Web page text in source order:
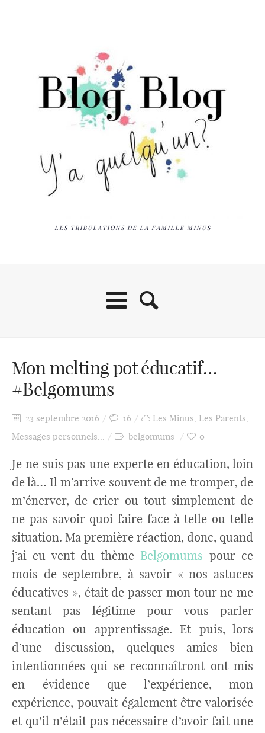
LES TRIBULATIONS DE LA FAMILLE MINUS
Mon melting pot éducatif…
#Belgomums
23 septembre 2016 16 Les Minus, Les Parents,
Messages personnels...
belgomums 0
Je ne suis pas une experte en éducation, loin
de là… Il m’arrive souvent de me tromper, de
m’énerver, de crier ou tout simplement de
ne pas savoir quoi faire face à telle ou telle
situation. Ma première réaction, donc, quand
j’ai eu vent du thème Belgomums pour ce
mois de septembre, à savoir « nos astuces
éducatives », était de passer mon tour ne me
sentant pas légitime pour vous parler
éducation ou apprentissage. Et puis, lors
d’une discussion, quelques amies bien
intentionnées qui se reconnaîtront ont mis
en évidence que l’expérience, mon
expérience, pouvait également être valorisée
et qu’il n’était pas nécessaire d’avoir fait une